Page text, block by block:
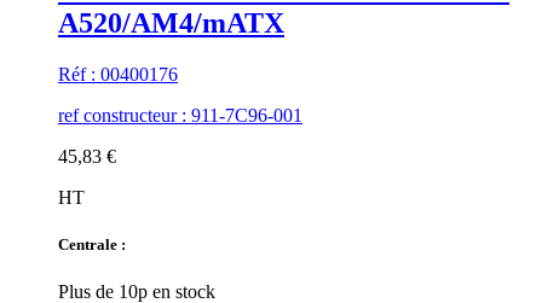
A520/AM4/mATX
Réf : 00400176
ref constructeur : 911-7C96-001
45,83 €
HT
Centrale :
Plus de 10p en stock